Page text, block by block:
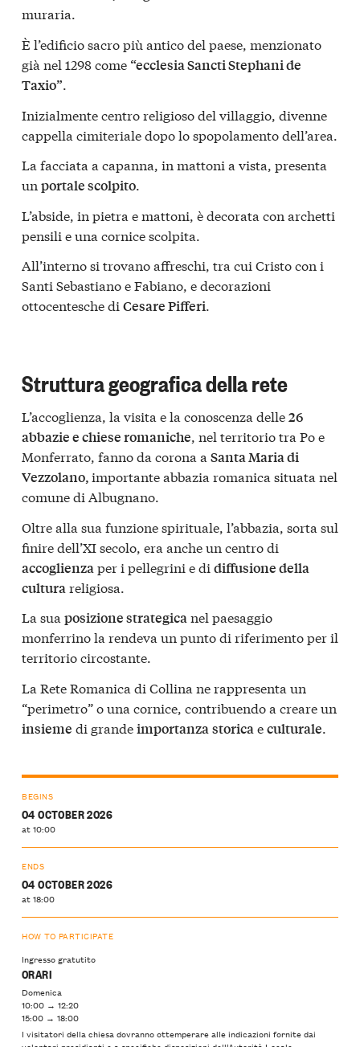
muraria.
È l’edificio sacro più antico del paese, menzionato
già nel 1298 come “ecclesia Sancti Stephani de
Taxio”.
Inizialmente centro religioso del villaggio, divenne
cappella cimiteriale dopo lo spopolamento dell’area.
La facciata a capanna, in mattoni a vista, presenta
un portale scolpito.
L’abside, in pietra e mattoni, è decorata con archetti
pensili e una cornice scolpita.
All’interno si trovano affreschi, tra cui Cristo con i
Santi Sebastiano e Fabiano, e decorazioni
ottocentesche di Cesare Pifferi.
Struttura geografica della rete
L’accoglienza, la visita e la conoscenza delle26
abbazie e chiese romaniche, nel territorio tra Po e
Monferrato, fanno da corona a Santa Maria di
Vezzolano,importante abbazia romanica situata nel
comune di Albugnano.
Oltre alla sua funzione spirituale, l’abbazia, sorta sul
finire dell’XI secolo, era anche un centro di
accoglienzaper i pellegrini e di diffusione della
culturareligiosa.
La sua posizione strategicanel paesaggio
monferrino la rendeva un punto di riferimento per il
territorio circostante.
La Rete Romanica di Collina ne rappresenta un
“perimetro” o una cornice, contribuendo a creare un
insieme di grandeimportanzastoricaeculturale.
BEGINS
04 OCTOBER 2026
at 10:00
ENDS
04 OCTOBER 2026
at 18:00
HOW TO PARTICIPATE
Ingresso gratutito
ORARI
Domenica
10:00 → 12:20
15:00 → 18:00
I visitatori della chiesa dovranno ottemperare alle indicazioni fornite dai